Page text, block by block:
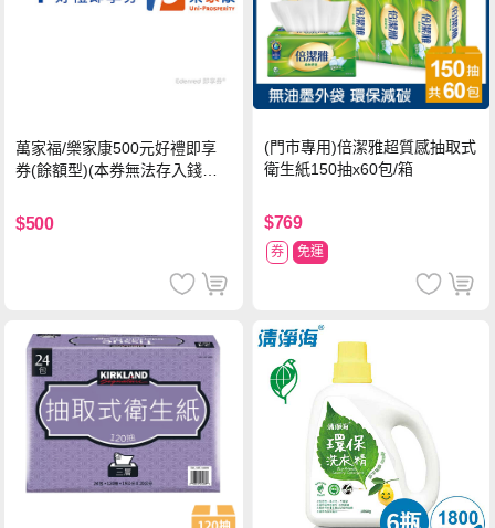
萬家福/樂家康500元好禮即享
券(餘額型)(本券無法存入錢包
$500
(門市專用)倍潔雅超質感抽取式
衛生紙150抽x60包/箱
$769
券 免運